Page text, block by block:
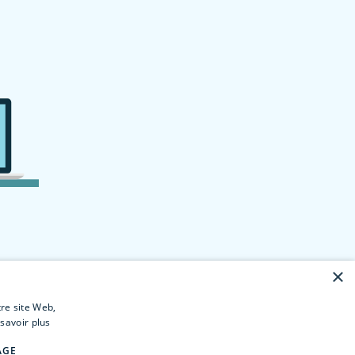
×
site Web,
savoir plus